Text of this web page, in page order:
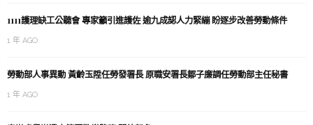
1111護理缺工公聽會 專家籲引進護佐 逾九成認人力緊繃 盼逐步改善勞動條件
1 年 AGO
勞動部人事異動 黃齡玉陞任勞發署長 原職安署長鄒子廉調任勞動部主任秘書
1 年 AGO